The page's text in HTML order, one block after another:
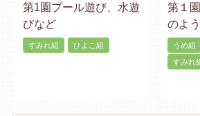
第1園プール遊び、水遊
びなど
すみれ組 ひよこ組
第１
のよ
うめ組
すみれ